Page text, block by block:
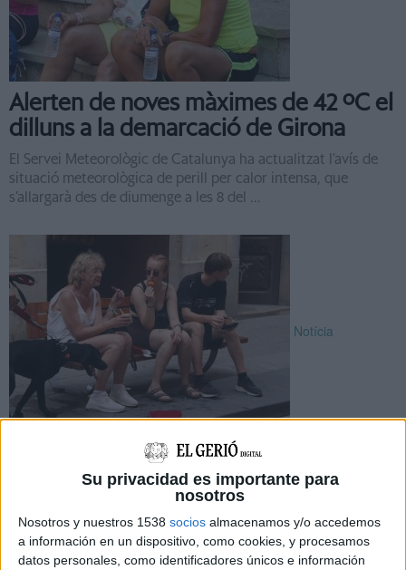
Su privacidad es importante para
nosotros
Nosotros y nuestros 1538 socios almacenamos y/o accedemos
a información en un dispositivo, como cookies, y procesamos
datos personales, como identificadores únicos e información
Alerten de noves màximes de 42 ºC el
dilluns a la demarcació de Girona
El Servei Meteorològic de Catalunya ha actualitzat l’avís de
situació meteorològica de perill per calor intensa, que
s’allargarà des de diumenge a les 8 del ...
Notícia
Avís per calor intensa a la demarcació
de Girona l'endemà de Sant Joan
El Servei Meteorològic de Catalunya ha actualitzat l’avís de
situació meteorològica de perill per calor intensa, amb
afectació prevista dimecres entre ...